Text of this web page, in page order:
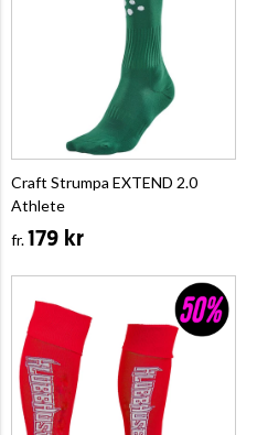
Craft Strumpa EXTEND 2.0
Athlete
fr.179 kr